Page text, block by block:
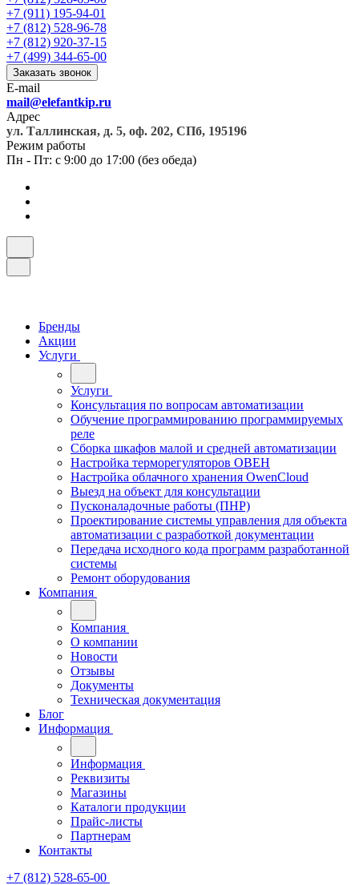
+7 (911) 195-94-01
+7 (812) 528-96-78
+7 (812) 920-37-15
+7 (499) 344-65-00
Заказать звонок
E-mail
mail@elefantkip.ru
Адрес
ул. Таллинская, д. 5, оф. 202, СПб, 195196
Режим работы
Пн - Пт: с 9:00 до 17:00 (без обеда)
Бренды
Акции
Услуги
Услуги
Консультация по вопросам автоматизации
Обучение программированию программируемых
реле
Сборка шкафов малой и средней автоматизации
Настройка терморегуляторов ОВЕН
Настройка облачного хранения OwenCloud
Выезд на объект для консультации
Пусконаладочные работы (ПНР)
Проектирование системы управления для объекта
автоматизации с разработкой документации
Передача исходного кода программ разработанной
системы
Ремонт оборудования
Компания
Компания
О компании
Новости
Отзывы
Документы
Техническая документация
Блог
Информация
Информация
Реквизиты
Магазины
Каталоги продукции
Прайс-листы
Партнерам
Контакты
+7 (812) 528-65-00